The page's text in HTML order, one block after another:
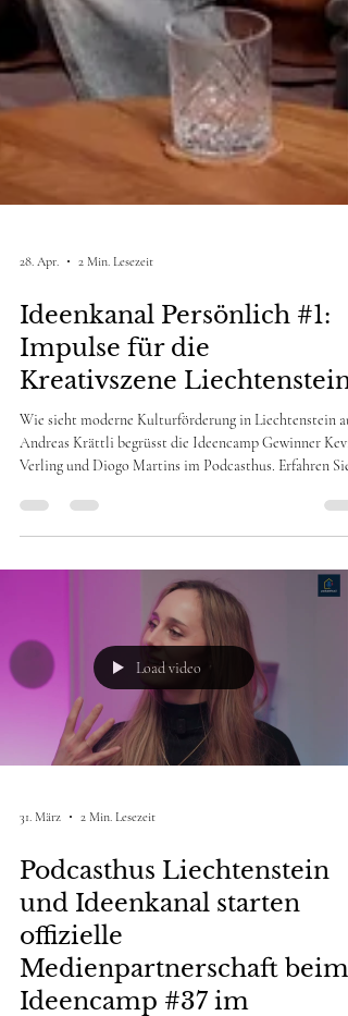
28. Apr. 2 Min. Lesezeit
Ideenkanal Persönlich #1:
Impulse für die
Kreativszene Liechtenstein
Wie sieht moderne Kulturförderung in Liechtenstein
Verling und Diogo Martins im Podcasthus. Erfahren Sie
mehr über die Vision hinter dem Creator Music Camp
durch Vernetzung und Nachwuchsförderung nachhaltig
Load video
31. März 2 Min. Lesezeit
Podcasthus Liechtenstein
und Ideenkanal starten
offizielle